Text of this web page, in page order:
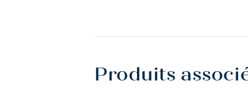
Produits